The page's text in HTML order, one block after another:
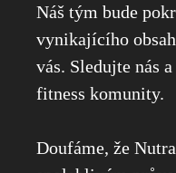
Náš tým bude
vynikajícího
vás. Sledujte nás
fitness komunity.
Doufáme, že